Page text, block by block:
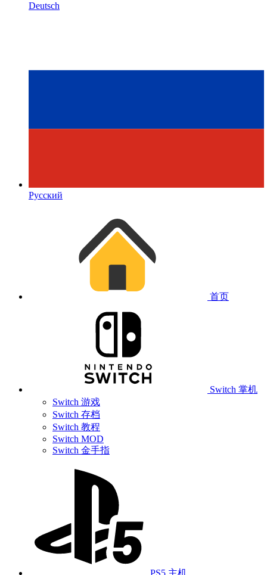
Deutsch
Русский
首页
Switch 掌机
Switch 游戏
Switch 存档
Switch 教程
Switch MOD
Switch 金手指